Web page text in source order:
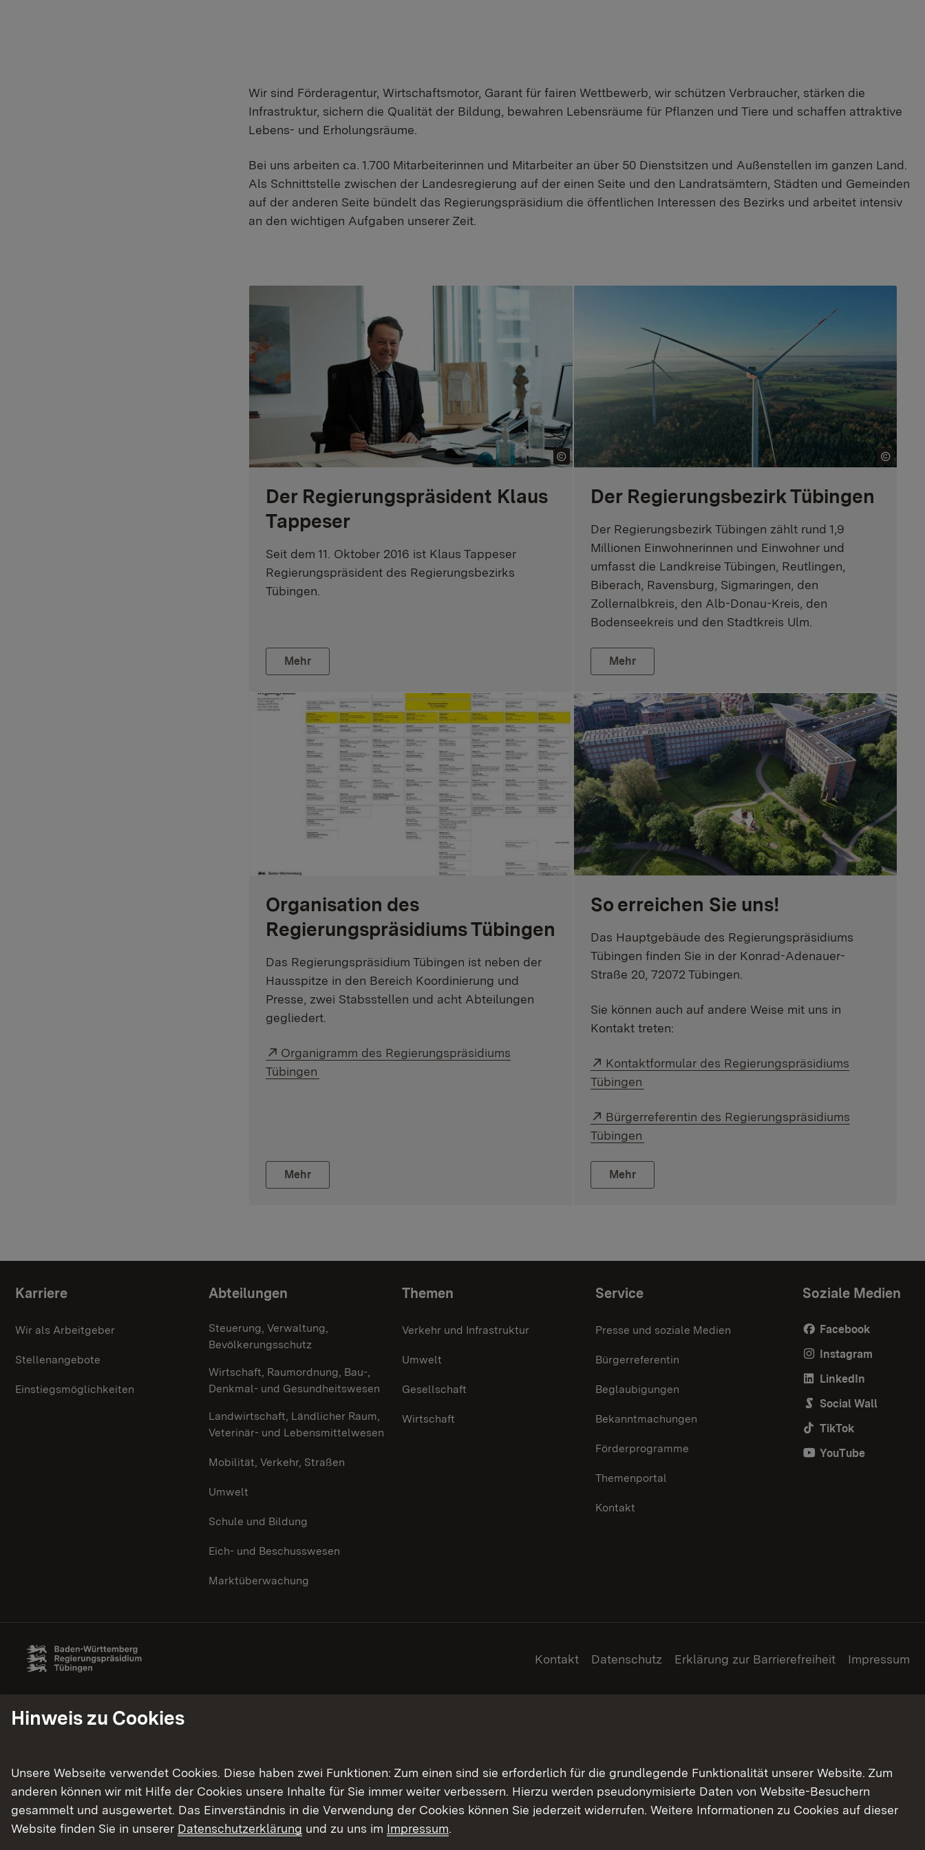
Wir sind Förderagentur, Wirtschaftsmotor, Garant für fairen Wettbewerb, wir schützen Verbraucher, stärken die
Infrastruktur, sichern die Qualität der Bildung, bewahren Lebensräume für Pflanzen und Tiere und schaffen attraktive
Lebens- und Erholungsräume.
Bei uns arbeiten ca. 1.700 Mitarbeiterinnen und Mitarbeiter an über 50 Dienstsitzen und Außenstellen im ganzen Land.
Als Schnittstelle zwischen der Landesregierung auf der einen Seite und den Landratsämtern, Städten und Gemeinden
auf der anderen Seite bündelt das Regierungspräsidium die öffentlichen Interessen des Bezirks und arbeitet intensiv
an den wichtigen Aufgaben unserer Zeit.
Der Regierungspräsident Klaus
Tappeser
Seit dem 11. Oktober 2016 ist Klaus Tappeser
Regierungspräsident des Regierungsbezirks
Tübingen.
Mehr
Der Regierungsbezirk Tübingen
Der Regierungsbezirk Tübingen zählt rund 1,9
Millionen Einwohnerinnen und Einwohner und
umfasst die Landkreise Tübingen, Reutlingen,
Biberach, Ravensburg, Sigmaringen, den
Zollernalbkreis, den Alb-Donau-Kreis, den
Bodenseekreis und den Stadtkreis Ulm.
Mehr
Organisation des
Regierungspräsidiums Tübingen
Das Regierungspräsidium Tübingen ist neben der
Hausspitze in den Bereich Koordinierung und
Presse, zwei Stabsstellen und acht Abteilungen
gegliedert.
Externer Link:
Organigramm des Regierungspräsidiums
Tübingen
Mehr
So erreichen Sie uns!
Das Hauptgebäude des Regierungspräsidiums
Tübingen finden Sie in der Konrad-Adenauer-
Straße 20, 72072 Tübingen.
Sie können auch auf andere Weise mit uns in
Kontakt treten:
Externer Link:
Kontaktformular des Regierungspräsidiums
Tübingen
Externer Link:
Bürgerreferentin des Regierungspräsidiums
Tübingen
Mehr
Themenübersicht
Karriere
Wir als Arbeitgeber
Stellenangebote
Einstiegsmöglichkeiten
Abteilungen
Steuerung, Verwaltung,
Bevölkerungsschutz
Wirtschaft, Raumordnung, Bau-,
Denkmal- und Gesundheitswesen
Landwirtschaft, Ländlicher Raum,
Veterinär- und Lebensmittelwesen
Mobilität, Verkehr, Straßen
Umwelt
Schule und Bildung
Eich- und Beschusswesen
Marktüberwachung
Themen
Verkehr und Infrastruktur
Umwelt
Gesellschaft
Wirtschaft
Service
Presse und soziale Medien
Bürgerreferentin
Beglaubigungen
Bekanntmachungen
Förderprogramme
Themenportal
Kontakt
Soziale Medien
Facebook
Instagram
LinkedIn
Social Wall
TikTok
YouTube
Kontakt Datenschutz Erklärung zur Barrierefreiheit Impressum
Hinweis zu Cookies
Unsere Webseite verwendet Cookies. Diese haben zwei Funktionen: Zum einen sind sie erforderlich für die grundlegende Funktionalität unserer Website. Zum
anderen können wir mit Hilfe der Cookies unsere Inhalte für Sie immer weiter verbessern. Hierzu werden pseudonymisierte Daten von Website-Besuchern
gesammelt und ausgewertet. Das Einverständnis in die Verwendung der Cookies können Sie jederzeit widerrufen. Weitere Informationen zu Cookies auf dieser
Website finden Sie in unserer Datenschutzerklärung und zu uns im Impressum.